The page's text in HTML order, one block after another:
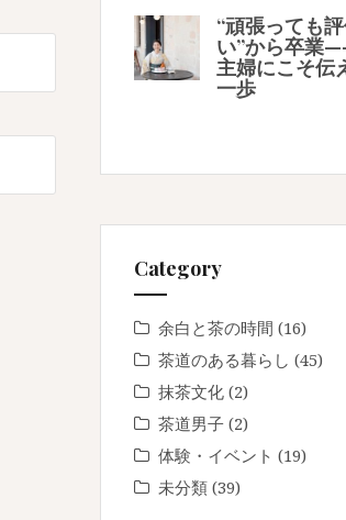
“頑張っても
い”から卒業
主婦にこそ伝
一歩
Category
余白と茶の時間 (16)
茶道のある暮らし (45)
抹茶文化 (2)
茶道男子 (2)
体験・イベント (19)
未分類 (39)